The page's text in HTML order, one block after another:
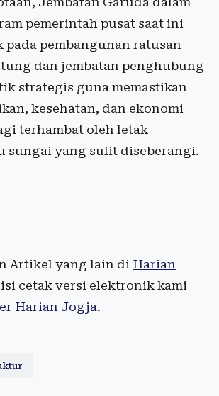
pemerintah pusat saat ini
pembangunan ratusan
dan jembatan penghubung
strategis guna memastikan
kesehatan, dan ekonomi
terhambat oleh letak
sungai yang sulit diseberangi.
Artikel yang lain di Harian
cetak versi elektronik kami
Harian Jogja.